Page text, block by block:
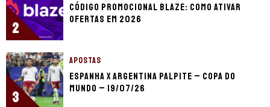
2
Código promocional Blaze: como ativar
ofertas em 2026
3
APOSTAS
Espanha x Argentina palpite – Copa do
Mundo – 19/07/26